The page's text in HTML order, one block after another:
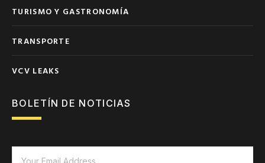
TURISMO Y GASTRONOMÍA
TRANSPORTE
VCV LEAKS
BOLETÍN DE NOTICIAS